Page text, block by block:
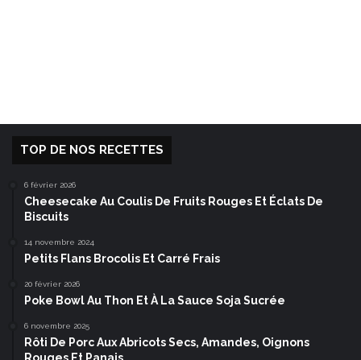
TOP DE NOS RECETTES
6 février 2026
Cheesecake Au Coulis De Fruits Rouges Et Éclats De
Biscuits
14 novembre 2024
Petits Flans Brocolis Et Carré Frais
20 février 2026
Poke Bowl Au Thon Et À La Sauce Soja Sucrée
6 novembre 2025
Rôti De Porc Aux Abricots Secs, Amandes, Oignons